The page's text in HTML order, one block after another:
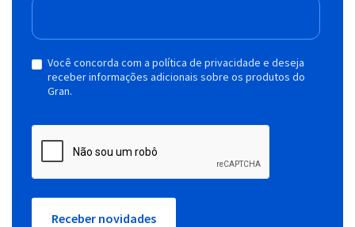
Você concorda com a política de privacidade e deseja
receber informações adicionais sobre os produtos do
Gran.
Receber novidades